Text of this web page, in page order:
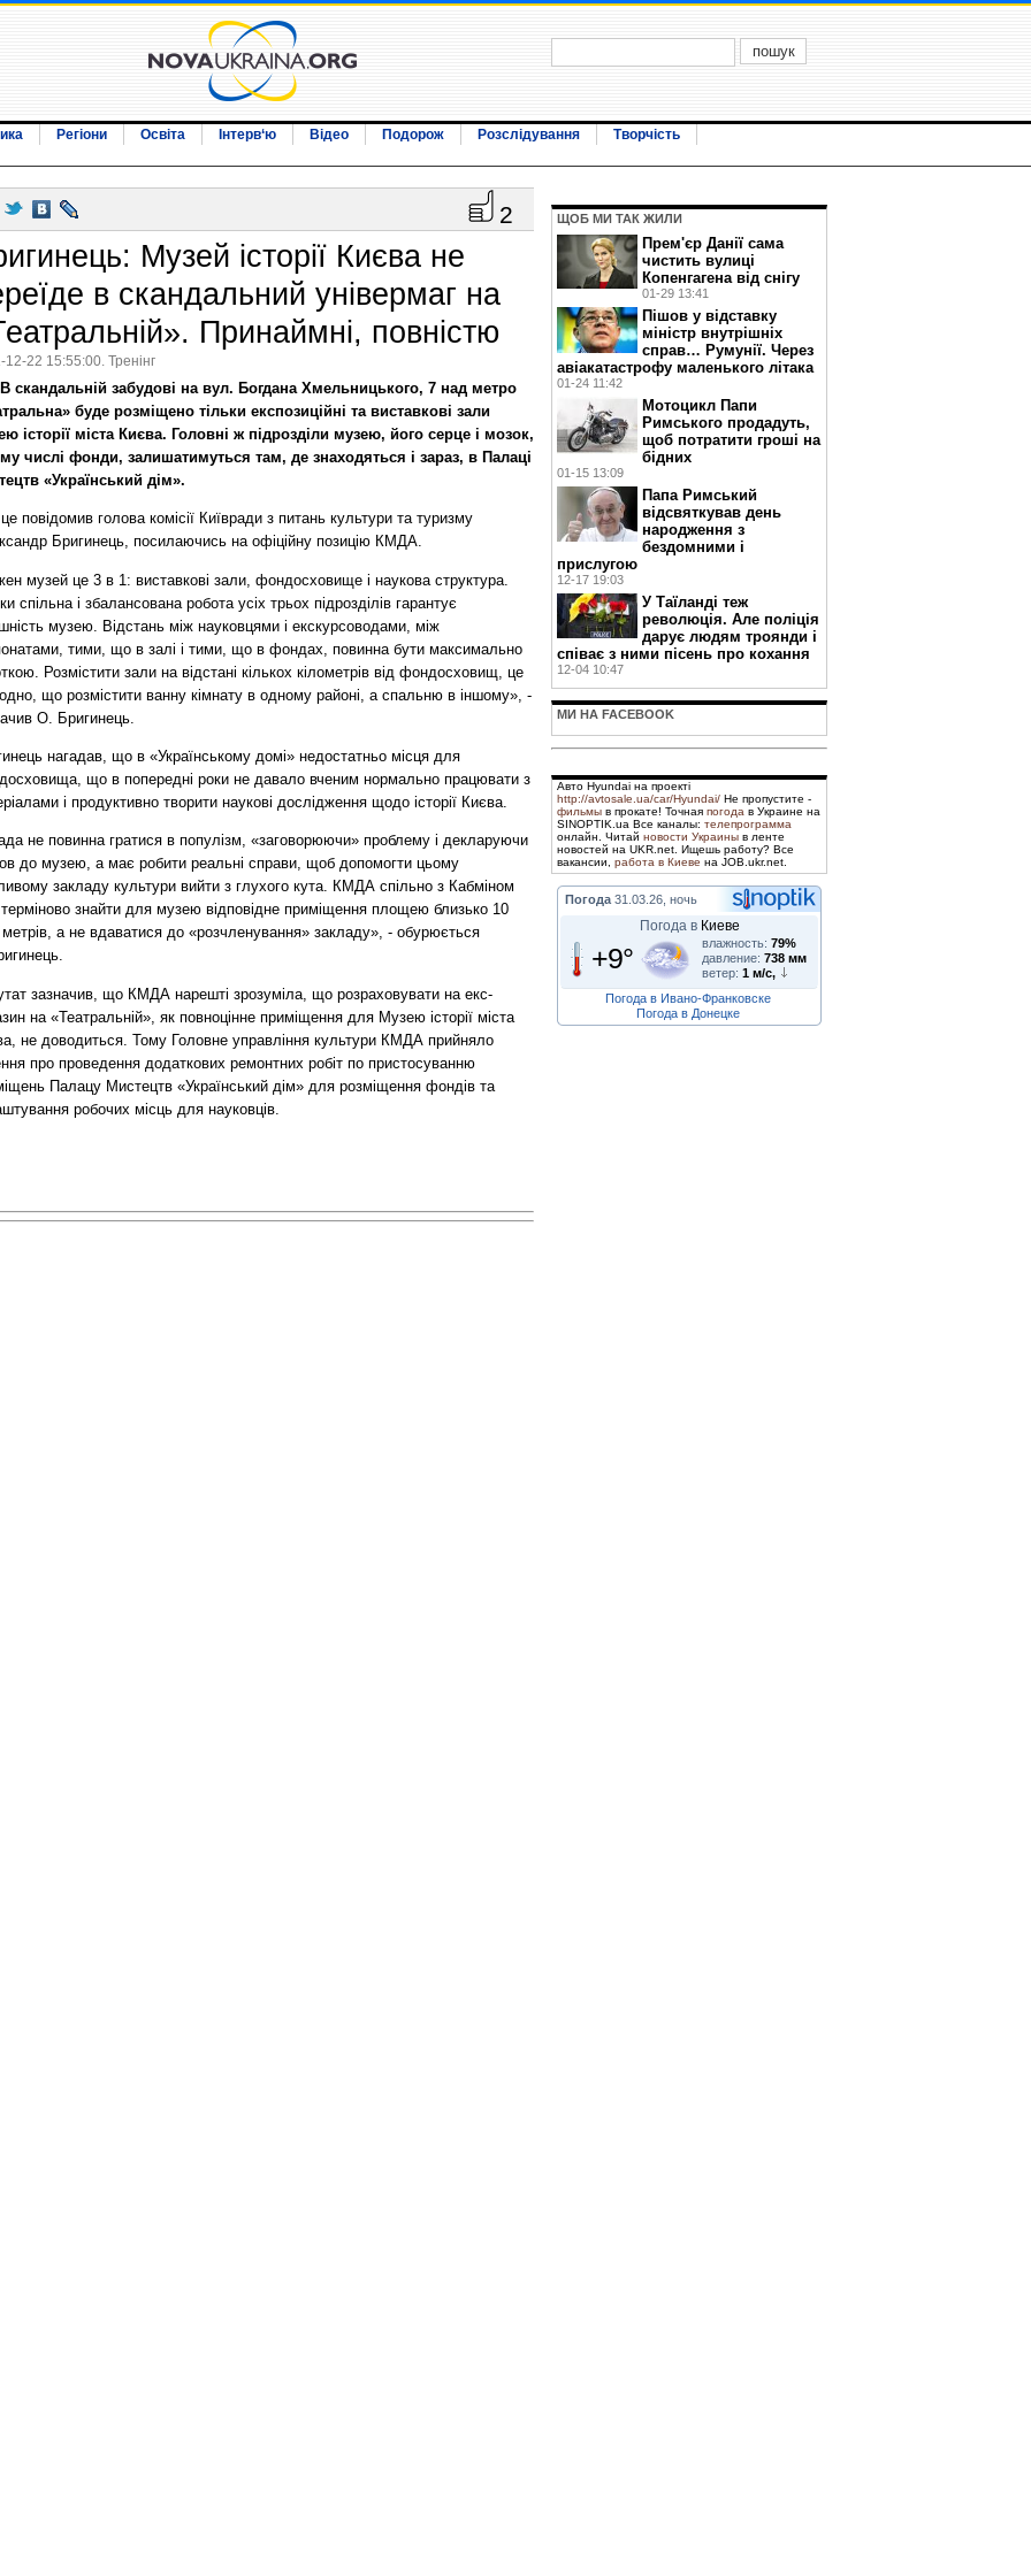
Регіони Освіта Інтерв‘ю Відео Подорож Розслідування
Творчість
2
Музей історії Києва не
в скандальний універмаг на
Принаймні, повністю
12-22 15:55:00. Тренінг
В скандальній забудові на вул. Богдана Хмельницького, 7 над метро
буде розміщено тільки експозиційні та виставкові зали
історії міста Києва. Головні ж підрозділи музею, його серце і мозок,
числі фонди, залишатимуться там, де знаходяться і зараз, в Палаці
«Український дім».
повідомив голова комісії Київради з питань культури та туризму
Бригинець, посилаючись на офіційну позицію КМДА.
музей це 3 в 1: виставкові зали, фондосховище і наукова структура.
спільна і збалансована робота усіх трьох підрозділів гарантує
музею. Відстань між науковцями і екскурсоводами, між
тими, що в залі і тими, що в фондах, повинна бути максимально
Розмістити зали на відстані кількох кілометрів від фондосховищ, це
що розмістити ванну кімнату в одному районі, а спальню в іншому», -
О. Бригинець.
нагадав, що в «Українському домі» недостатньо місця для
що в попередні роки не давало вченим нормально працювати з
і продуктивно творити наукові дослідження щодо історії Києва.
не повинна гратися в популізм, «заговорюючи» проблему і декларуючи
до музею, а має робити реальні справи, щоб допомогти цьому
закладу культури вийти з глухого кута. КМДА спільно з Кабміном
знайти для музею відповідне приміщення площею близько 10
а не вдаватися до «розчленування» закладу», - обурюється
зазначив, що КМДА нарешті зрозуміла, що розраховувати на екс-
на «Театральній», як повноцінне приміщення для Музею історії міста
не доводиться. Тому Головне управління культури КМДА прийняло
про проведення додаткових ремонтних робіт по пристосуванню
Палацу Мистецтв «Український дім» для розміщення фондів та
робочих місць для науковців.
ЩОБ МИ ТАК ЖИЛИ
Прем'єр Данії сама
чистить вулиці
Копенгагена від снігу
01-29 13:41
Пішов у відставку
міністр внутрішніх
справ… Румунії. Через
авіакатастрофу маленького літака
01-24 11:42
Мотоцикл Папи
Римського продадуть,
щоб потратити гроші на
бідних
01-15 13:09
Папа Римський
відсвяткував день
народження з
бездомними і
прислугою
12-17 19:03
У Таїланді теж
революція. Але поліція
дарує людям троянди і
співає з ними пісень про кохання
12-04 10:47
МИ НА FACEBOOK
Авто Hyundai на проекті
http://avtosale.ua/car/Hyundai/ Не пропустите -
фильмы в прокате! Точная погода в Украине на
SINOPTIK.ua Все каналы: телепрограмма
онлайн. Читай новости Украины в ленте
новостей на UKR.net. Ищешь работу? Все
вакансии, работа в Киеве на JOB.ukr.net.
Погода 31.03.26, ночь
Погода в Киеве
+9° влажность: 79%
давление: 738 мм
ветер: 1 м/с,
Погода в Ивано-Франковске
Погода в Донецке